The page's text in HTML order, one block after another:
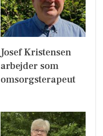
Josef Kristensen
arbejder som
omsorgsterapeut